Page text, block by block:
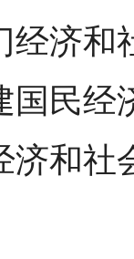
经济和
国民经
济和社